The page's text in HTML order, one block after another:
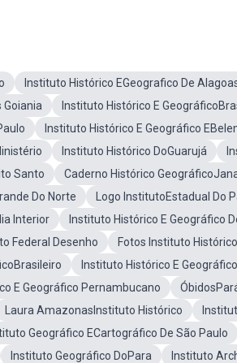
Instituto Histórico EGeografico De
Goiania
Instituto Histórico E
Instituto Histórico E Geográfico
Instituto Histórico DoGuarujá
Santo
Caderno Histórico
Do Norte
Logo InstitutoEstadual Do
Interior
Instituto Histórico E Geográfico
Federal Desenho
Fotos Instituto
Instituto Histórico E
E Geográfico Pernambucano
Laura AmazonasInstituto Histórico
Geográfico ECartográfico De São Paulo
Instituto Geográfico DoPara
Instituto